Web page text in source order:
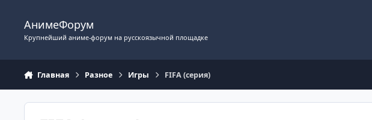
АнимеФорум
Крупнейший аниме-форум на русскоязычной площадке
Главная Разное Игры FIFA (серия)